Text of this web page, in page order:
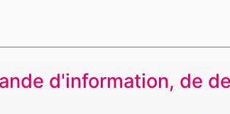
d'information, de